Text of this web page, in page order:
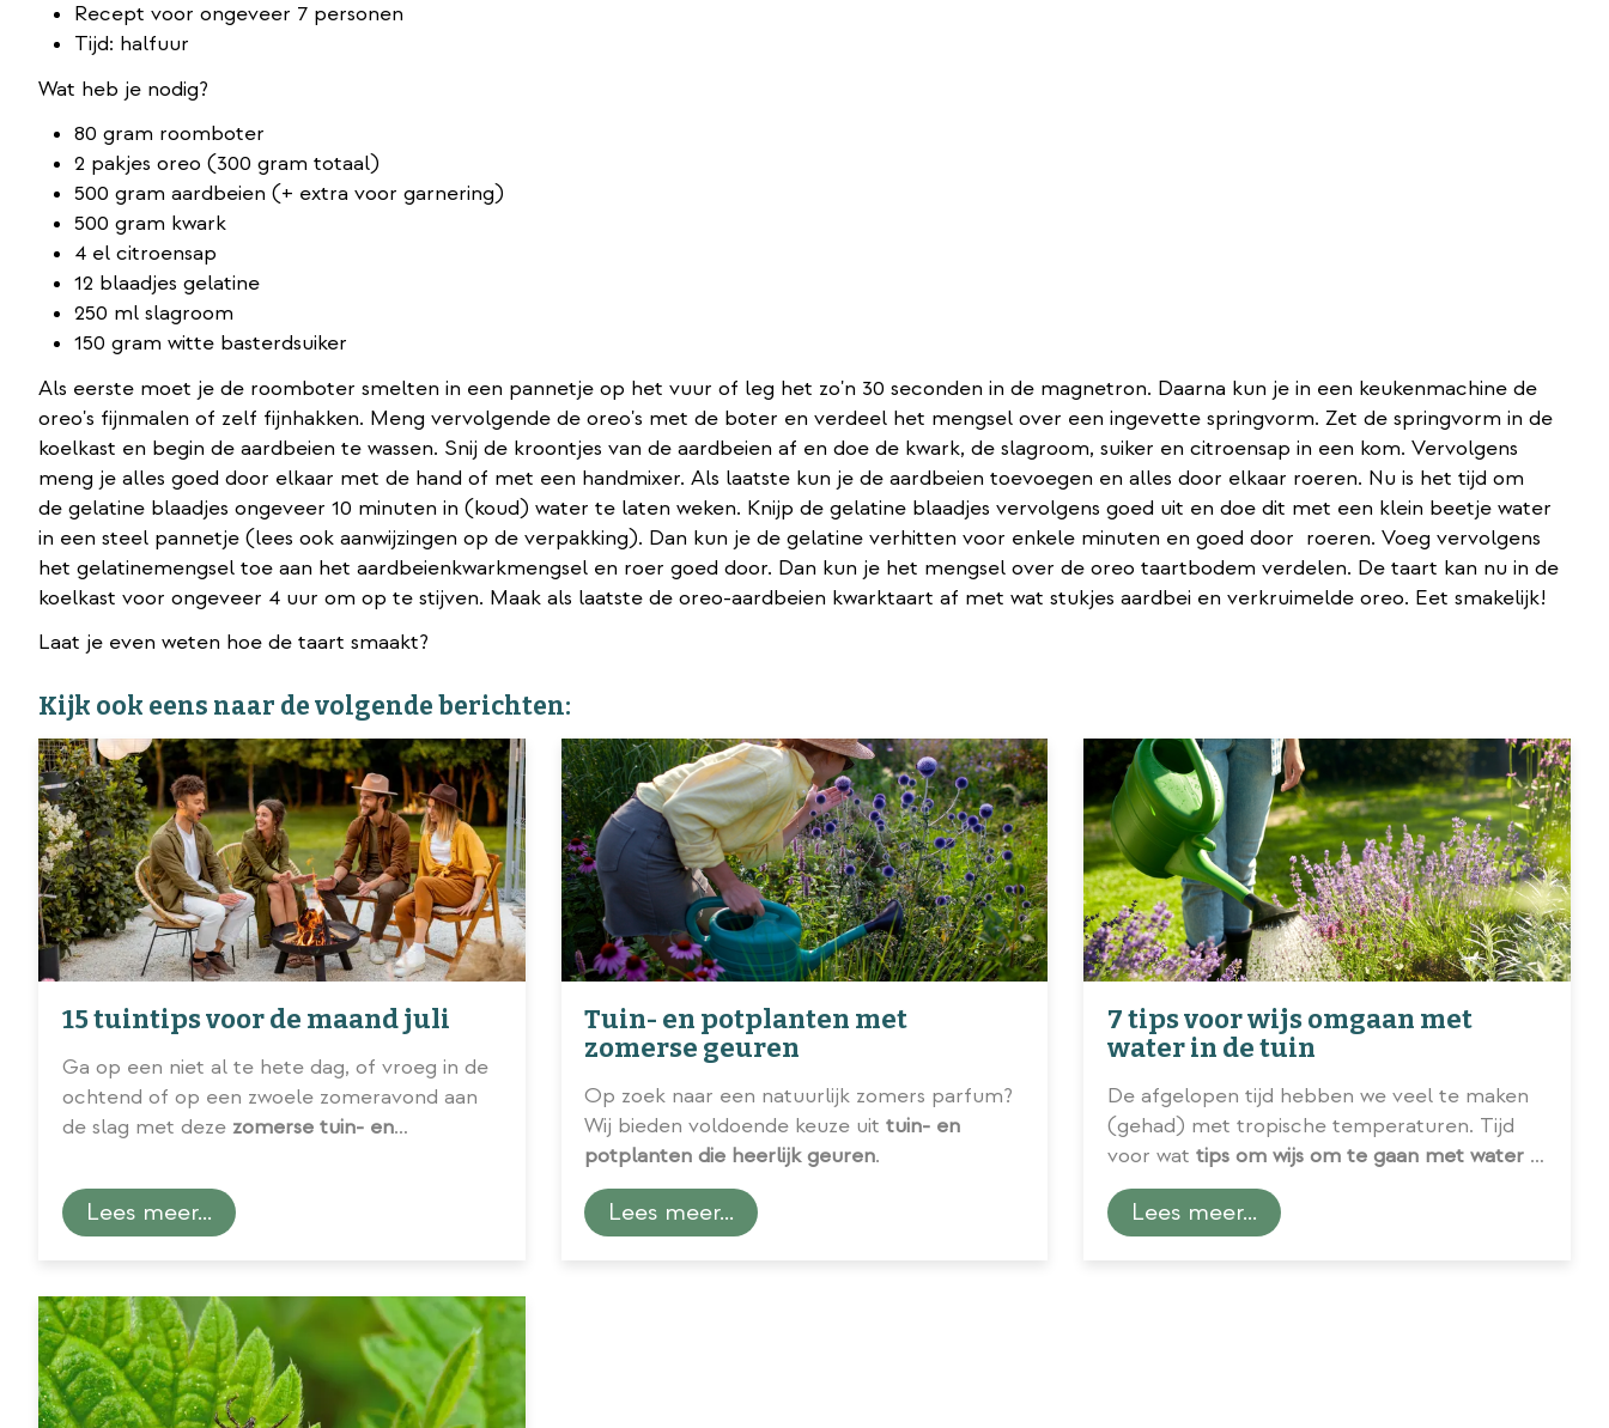
Recept voor ongeveer 7 personen
Tijd: halfuur
Wat heb je nodig?
80 gram roomboter
2 pakjes oreo (300 gram totaal)
500 gram aardbeien (+ extra voor garnering)
500 gram kwark
4 el citroensap
12 blaadjes gelatine
250 ml slagroom
150 gram witte basterdsuiker
Als eerste moet je de roomboter smelten in een pannetje op het vuur of leg het zo'n 30 seconden in de magnetron. Daarna kun je in een keukenmachine de
oreo's fijnmalen of zelf fijnhakken. Meng vervolgende de oreo's met de boter en verdeel het mengsel over een ingevette springvorm. Zet de springvorm in de
koelkast en begin de aardbeien te wassen. Snij de kroontjes van de aardbeien af en doe de kwark, de slagroom, suiker en citroensap in een kom. Vervolgens
meng je alles goed door elkaar met de hand of met een handmixer. Als laatste kun je de aardbeien toevoegen en alles door elkaar roeren. Nu is het tijd om
de gelatine blaadjes ongeveer 10 minuten in (koud) water te laten weken. Knijp de gelatine blaadjes vervolgens goed uit en doe dit met een klein beetje water
in een steel pannetje (lees ook aanwijzingen op de verpakking). Dan kun je de gelatine verhitten voor enkele minuten en goed door roeren. Voeg vervolgens
het gelatinemengsel toe aan het aardbeienkwarkmengsel en roer goed door. Dan kun je het mengsel over de oreo taartbodem verdelen. De taart kan nu in de
koelkast voor ongeveer 4 uur om op te stijven. Maak als laatste de oreo-aardbeien kwarktaart af met wat stukjes aardbei en verkruimelde oreo. Eet smakelijk!
Laat je even weten hoe de taart smaakt?
Kijk ook eens naar de volgende berichten:
15 tuintips voor de maand juli
Ga op een niet al te hete dag, of vroeg in de
ochtend of op een zwoele zomeravond aan
de slag met deze zomerse tuin- en
Lees meer...
Tuin- en potplanten met
zomerse geuren
Op zoek naar een natuurlijk zomers parfum?
Wij bieden voldoende keuze uittuin- en
potplanten die heerlijk geuren.
Lees meer...
7 tips voor wijs omgaan met
water in de tuin
De afgelopen tijd hebben we veel te maken
(gehad) met tropische temperaturen. Tijd
voor wattips om wijs om te gaan met water in
de tuin.
Lees meer...